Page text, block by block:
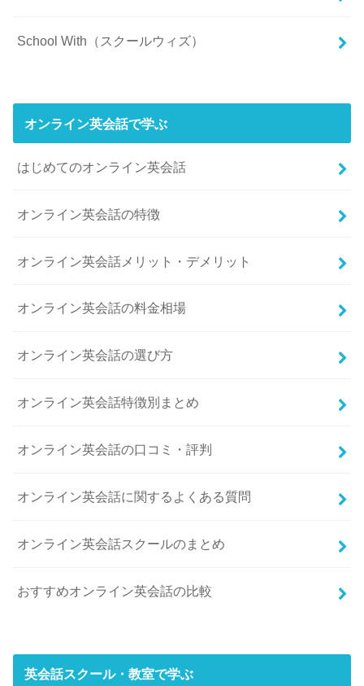
School With（スクールウィズ）
オンライン英会話で学ぶ
はじめてのオンライン英会話
オンライン英会話の特徴
オンライン英会話メリット・デメリット
オンライン英会話の料金相場
オンライン英会話の選び方
オンライン英会話特徴別まとめ
オンライン英会話の口コミ・評判
オンライン英会話に関するよくある質問
オンライン英会話スクールのまとめ
おすすめオンライン英会話の比較
英会話スクール・教室で学ぶ